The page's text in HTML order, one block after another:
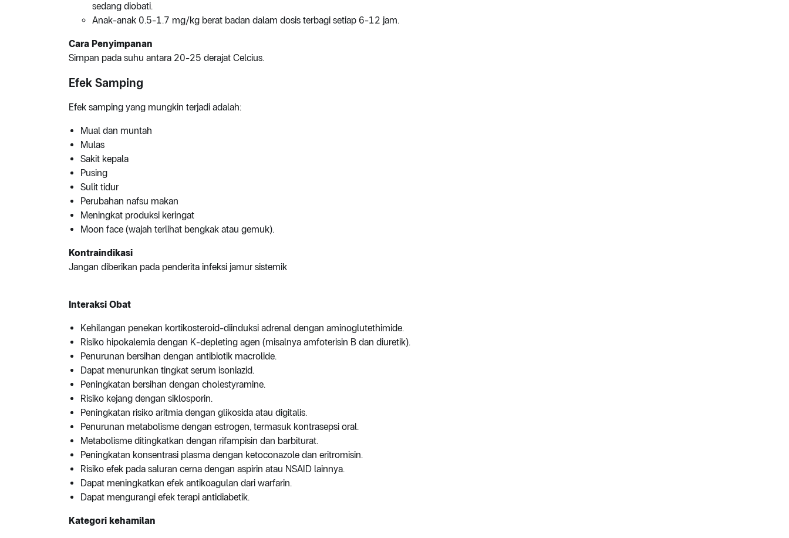
sedang diobati.
Anak-anak 0.5-1.7 mg/kg berat badan dalam dosis terbagi setiap 6-12 jam.
Cara Penyimpanan
Simpan pada suhu antara 20-25 derajat Celcius.
Efek Samping
Efek samping yang mungkin terjadi adalah:
Mual dan muntah
Mulas
Sakit kepala
Pusing
Sulit tidur
Perubahan nafsu makan
Meningkat produksi keringat
Moon face (wajah terlihat bengkak atau gemuk).
Kontraindikasi
Jangan diberikan pada penderita infeksi jamur sistemik
Interaksi Obat
Kehilangan penekan kortikosteroid-diinduksi adrenal dengan aminoglutethimide.
Risiko hipokalemia dengan K-depleting agen (misalnya amfoterisin B dan diuretik).
Penurunan bersihan dengan antibiotik macrolide.
Dapat menurunkan tingkat serum isoniazid.
Peningkatan bersihan dengan cholestyramine.
Risiko kejang dengan siklosporin.
Peningkatan risiko aritmia dengan glikosida atau digitalis.
Penurunan metabolisme dengan estrogen, termasuk kontrasepsi oral.
Metabolisme ditingkatkan dengan rifampisin dan barbiturat.
Peningkatan konsentrasi plasma dengan ketoconazole dan eritromisin.
Risiko efek pada saluran cerna dengan aspirin atau NSAID lainnya.
Dapat meningkatkan efek antikoagulan dari warfarin.
Dapat mengurangi efek terapi antidiabetik.
Kategori kehamilan